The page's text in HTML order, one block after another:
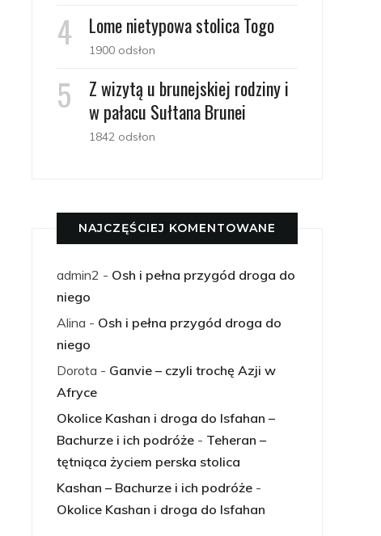
Lome nietypowa stolica Togo
1900 odsłon
Z wizytą u brunejskiej rodziny i
w pałacu Sułtana Brunei
1842 odsłon
NAJCZĘŚCIEJ KOMENTOWANE
admin2 - Osh i pełna przygód droga do
niego
Alina - Osh i pełna przygód droga do
niego
Dorota - Ganvie – czyli trochę Azji w
Afryce
Okolice Kashan i droga do Isfahan –
Bachurze i ich podróże - Teheran –
tętniąca życiem perska stolica
Kashan – Bachurze i ich podróże -
Okolice Kashan i droga do Isfahan